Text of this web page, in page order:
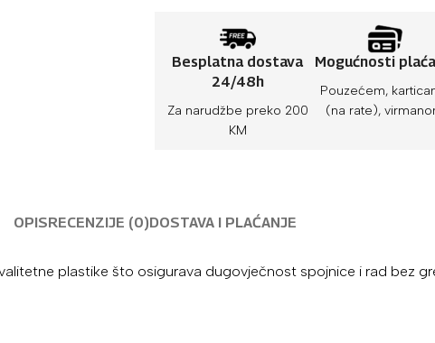
Besplatna dostava
24/48h
Za narudžbe preko 200
KM
Mogućnosti
Pouzećem,
(na rate),
OPISRECENZIJE (0)DOSTAVA I PLAĆANJE
plastike što osigurava dugovječnost spojnice i rad bez